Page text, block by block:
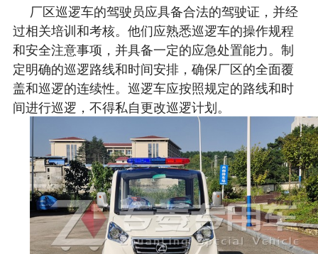
厂区巡逻车的驾驶员应具备合法的驾驶证，并经
过相关培训和考核。他们应熟悉巡逻车的操作规程
和安全注意事项，并具备一定的应急处置能力。制
定明确的巡逻路线和时间安排，确保厂区的全面覆
盖和巡逻的连续性。巡逻车应按照规定的路线和时
间进行巡逻，不得私自更改巡逻计划。